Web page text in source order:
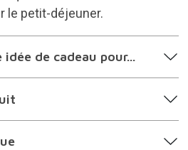
le petit-déjeuner.
de cadeau pour...